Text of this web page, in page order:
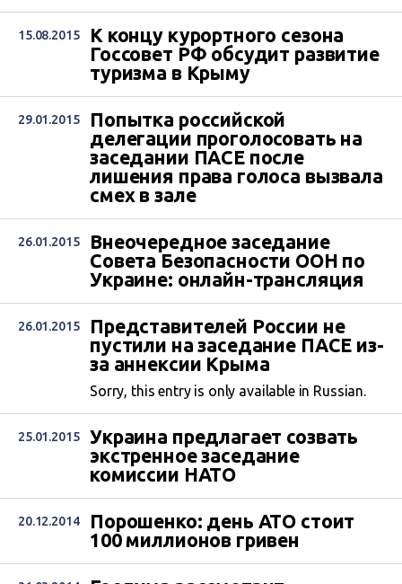
15.08.2015
К концу курортного сезона
Госсовет РФ обсудит развитие
туризма в Крыму
29.01.2015
Попытка российской
делегации проголосовать на
заседании ПАСЕ после
лишения права голоса вызвала
смех в зале
26.01.2015
Внеочередное заседание
Совета Безопасности ООН по
Украине: онлайн-трансляция
26.01.2015
Представителей России не
пустили на заседание ПАСЕ из-
за аннексии Крыма
Sorry, this entry is only available in Russian.
25.01.2015
Украина предлагает созвать
экстренное заседание
комиссии НАТО
20.12.2014
Порошенко: день АТО стоит
100 миллионов гривен